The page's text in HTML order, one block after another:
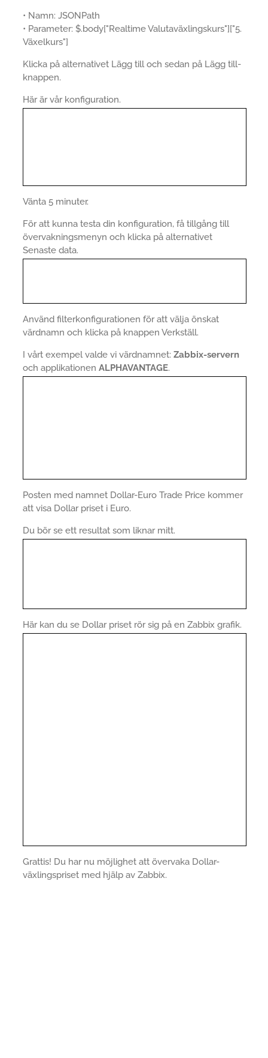
• Namn: JSONPath
• Parameter: $.body["Realtime Valutaväxlingskurs"]["5.
Växelkurs"]
Klicka på alternativet Lägg till och sedan på Lägg till-
knappen.
Här är vår konfiguration.
Vänta 5 minuter.
För att kunna testa din konfiguration, få tillgång till
övervakningsmenyn och klicka på alternativet
Senaste data.
Använd filterkonfigurationen för att välja önskat
värdnamn och klicka på knappen Verkställ.
I vårt exempel valde vi värdnamnet: Zabbix-servern
och applikationen ALPHAVANTAGE.
Posten med namnet Dollar-Euro Trade Price kommer
att visa Dollar priset i Euro.
Du bör se ett resultat som liknar mitt.
Här kan du se Dollar priset rör sig på en Zabbix grafik.
Grattis! Du har nu möjlighet att övervaka Dollar-
växlingspriset med hjälp av Zabbix.